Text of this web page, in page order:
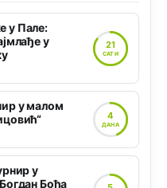
у Пале:
у
21
САТИ
у малом
4
ДАНА
у
Боћа